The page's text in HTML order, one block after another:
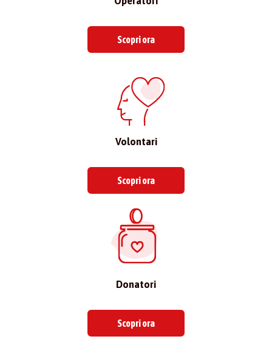
Scopri ora
Volontari
Scopri ora
Donatori
Scopri ora